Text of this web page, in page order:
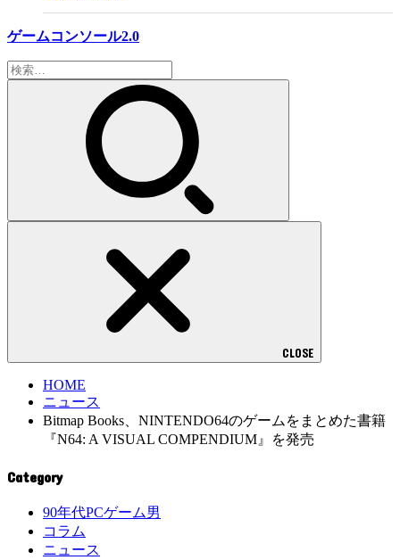
ゲームコンソール2.0
検
索:
CLOSE
HOME
ニュース
Bitmap Books、NINTENDO64のゲームをまとめた書籍
『N64: A VISUAL COMPENDIUM』を発売
Category
90年代PCゲーム男
コラム
ニュース